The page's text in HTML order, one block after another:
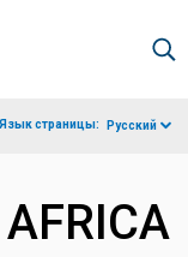
Язык страницы: Русский